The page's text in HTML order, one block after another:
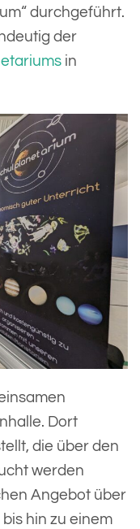
durchgeführt.
der
in
Dort
die über den
werden
Angebot über
hin zu einem